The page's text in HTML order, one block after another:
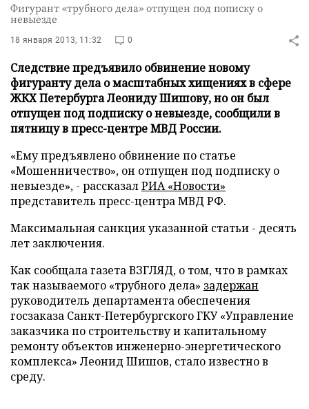
Фигурант «трубного дела» отпущен под пописку о
невыезде
18 января 2013, 11:32 0
Следствие предъявило обвинение новому
фигуранту дела о масштабных хищениях в сфере
ЖКХ Петербурга Леониду Шишову, но он был
отпущен под подписку о невыезде, сообщили в
пятницу в пресс-центре МВД России.
«Ему предъявлено обвинение по статье
«Мошенничество», он отпущен под подписку о
невыезде», - рассказалРИА «Новости»
представитель пресс-центра МВД РФ.
Максимальная санкция указанной статьи - десять
лет заключения.
Как сообщала газета ВЗГЛЯД, о том, что в рамках
так называемого «трубного дела» задержан
руководитель департамента обеспечения
госзаказа Санкт-Петербургского ГКУ «Управление
заказчика по строительству и капитальному
ремонту объектов инженерно-энергетического
комплекса» Леонид Шишов, стало известно в
среду.